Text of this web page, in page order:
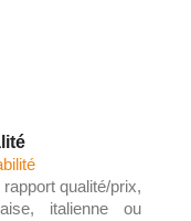
qualité/prix,
italienne ou